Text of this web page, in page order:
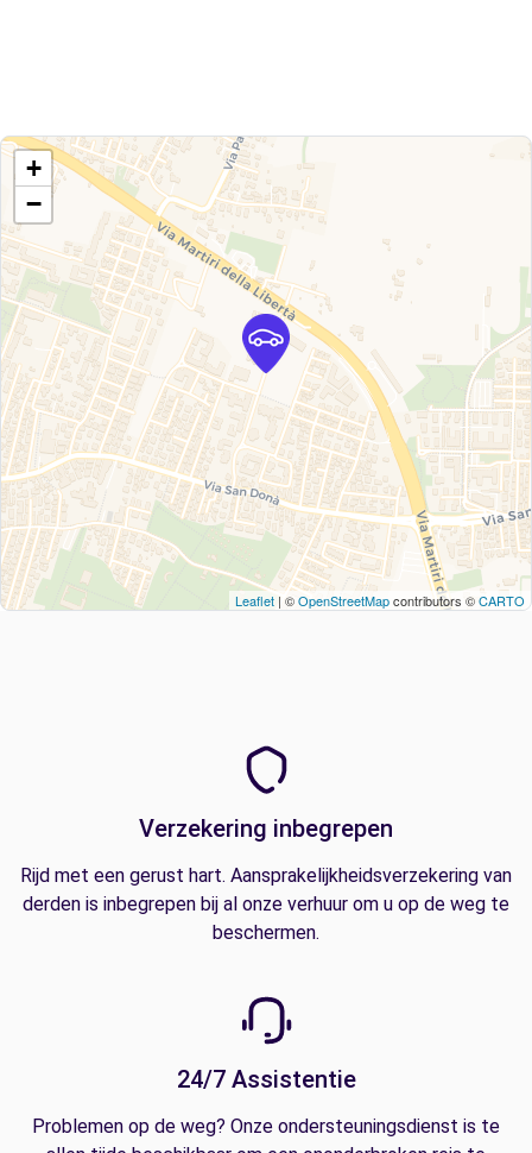
+
−
Leaflet | ©OpenStreetMapcontributors ©CARTO
Verzekering inbegrepen
Rijd met een gerust hart. Aansprakelijkheidsverzekering van
derden is inbegrepen bij al onze verhuur om u op de weg te
beschermen.
24/7 Assistentie
Problemen op de weg? Onze ondersteuningsdienst is te